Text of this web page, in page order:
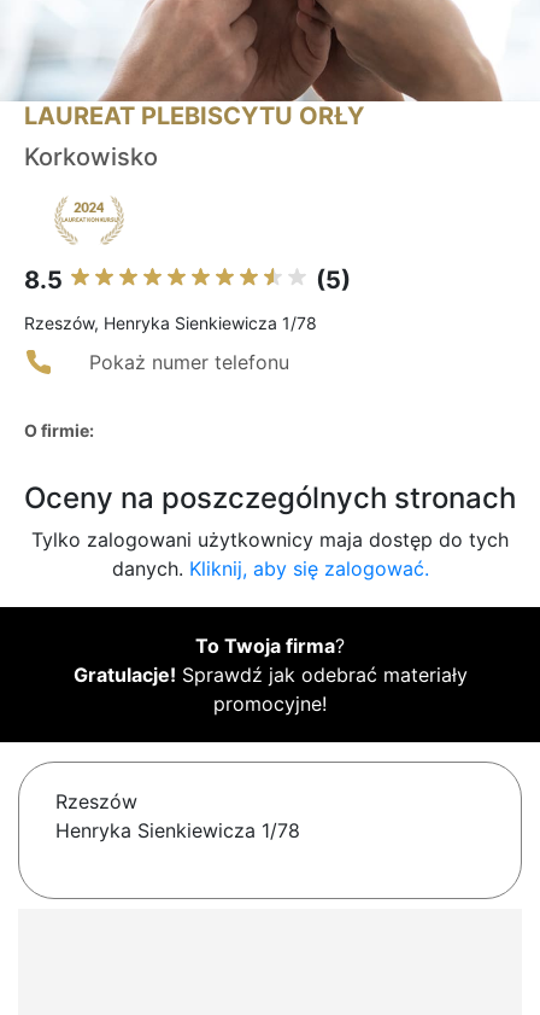
LAUREAT PLEBISCYTU ORŁY
Korkowisko
8.5 (5)
Rzeszów, Henryka Sienkiewicza 1/78
Pokaż numer telefonu
O firmie:
Oceny na poszczególnych stronach
Tylko zalogowani użytkownicy maja dostęp do tych
danych. Kliknij, aby się zalogować.
To Twoja firma?
Gratulacje! Sprawdź jak odebrać materiały
promocyjne!
Rzeszów
Henryka Sienkiewicza 1/78